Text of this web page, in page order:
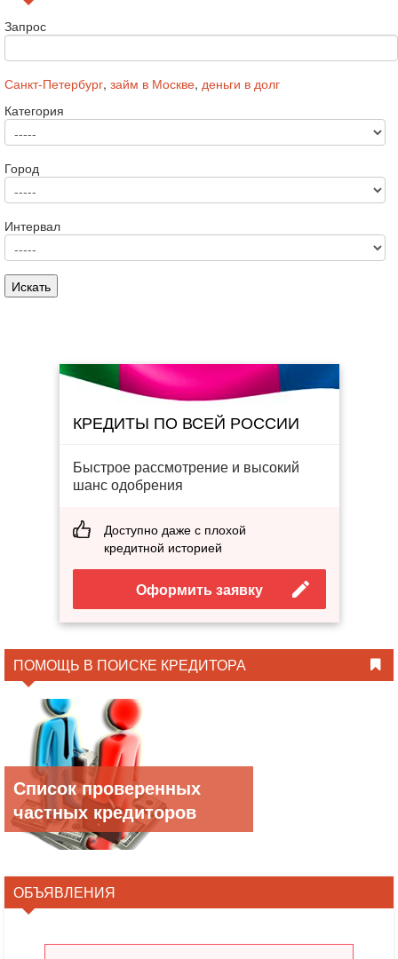
Запрос
Санкт-Петербург, займ в Москве, деньги в долг
Категория
Город
Интервал
КРЕДИТЫ ПО ВСЕЙ РОССИИ
Быстрое рассмотрение и высокий
шанс одобрения
Доступно даже с плохой
кредитной историей
Оформить заявку
ПОМОЩЬ В ПОИСКЕ КРЕДИТОРА
Список проверенных
частных кредиторов
ОБЪЯВЛЕНИЯ